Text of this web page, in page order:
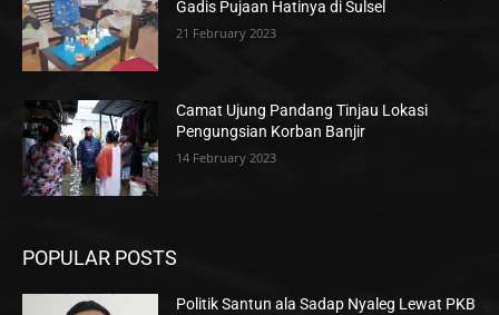
Gadis Pujaan Hatinya di Sulsel
21 February 2023
Camat Ujung Pandang Tinjau Lokasi
Pengungsian Korban Banjir
14 February 2023
POPULAR POSTS
Politik Santun ala Sadap Nyaleg Lewat PKB